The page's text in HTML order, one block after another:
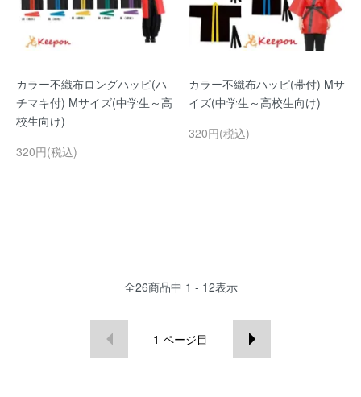
カラー不織布ロングハッピ(ハ
チマキ付) Mサイズ(中学生～高
校生向け)
320円(税込)
カラー不織布ハッピ(帯付) Mサ
イズ(中学生～高校生向け)
320円(税込)
全26商品中 1 - 12表示
1 ページ目